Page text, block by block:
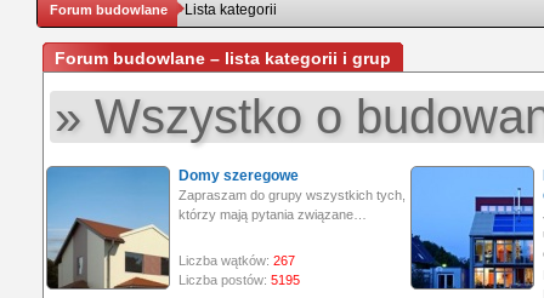
Forum budowlane Lista kategorii
Forum budowlane – lista kategorii i grup
» Wszystko o
Domy szeregowe
Zapraszam do grupy wszystkich tych,
którzy mają pytania związane…
Liczba wątków: 267
Liczba postów: 5195